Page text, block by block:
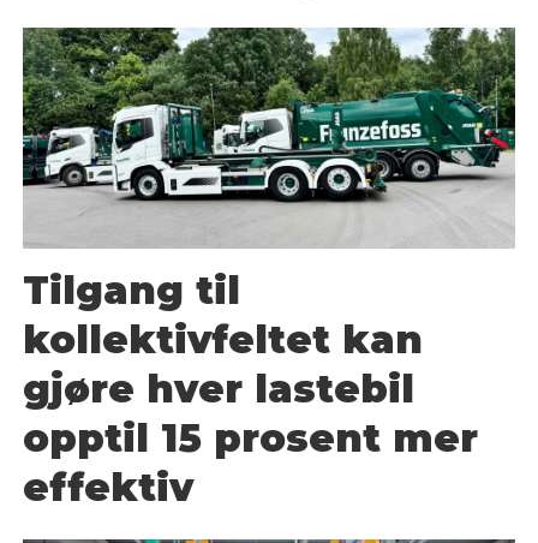
Tilgang til
kollektivfeltet kan
gjøre hver lastebil
opptil 15 prosent mer
effektiv